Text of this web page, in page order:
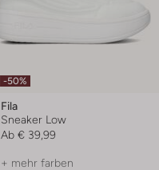
-50%
Fila
Sneaker Low
Ab € 39,99
+ mehr farben